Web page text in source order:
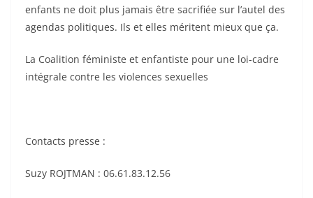
enfants ne doit plus jamais être sacrifiée sur l’autel des
agendas politiques. Ils et elles méritent mieux que ça.
La Coalition féministe et enfantiste pour une loi-cadre
intégrale contre les violences sexuelles
Contacts presse :
Suzy ROJTMAN : 06.61.83.12.56